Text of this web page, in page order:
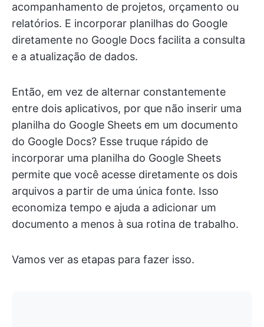
acompanhamento de projetos, orçamento ou
relatórios. E incorporar planilhas do Google
diretamente no Google Docs facilita a consulta
e a atualização de dados.
Então, em vez de alternar constantemente
entre dois aplicativos, por que não inserir uma
planilha do Google Sheets em um documento
do Google Docs? Esse truque rápido de
incorporar uma planilha do Google Sheets
permite que você acesse diretamente os dois
arquivos a partir de uma única fonte. Isso
economiza tempo e ajuda a adicionar um
documento a menos à sua rotina de trabalho.
Vamos ver as etapas para fazer isso.